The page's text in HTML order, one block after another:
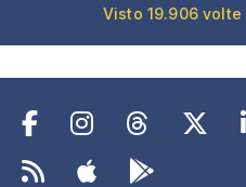
Visto 19.906 volte